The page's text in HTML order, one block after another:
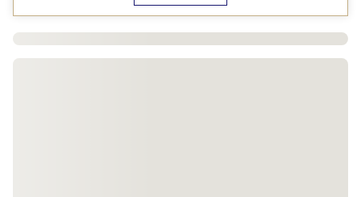
空気清浄機（加湿機能あり）・ズボンプレッサー（シング
ルのみ）・マイナスイオンドライヤー完備